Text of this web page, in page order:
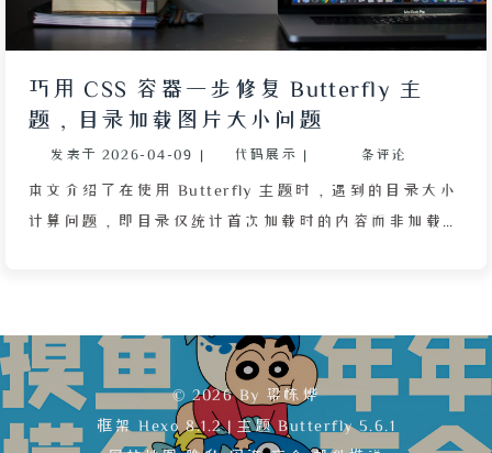
巧用 CSS 容器一步修复 Butterfly 主
题，目录加载图片大小问题
发表于 2026-04-09 | 代码展示 | 条评论
本文介绍了在使用 Butterfly 主题时，遇到的目录大小
计算问题，即目录仅统计首次加载时的内容而非加载完
高度计算错误。同时，作者强调了根据网站图片比例
（如 4:3、16:9 或 1:1）调整 aspect-ratio 值，并建议
使用压缩后的 .webp 格式图片以保持原分辨率。最后
给出了在主题配置文件中注入该 CSS 文件的方法。
© 2026 By 梁栋烨
框架Hexo 8.1.2 | 主题Butterfly 5.6.1